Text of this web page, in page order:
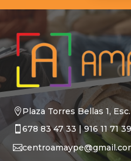
Plaza Torres Bellas 1,
678 83 47 33 |916 11 71
